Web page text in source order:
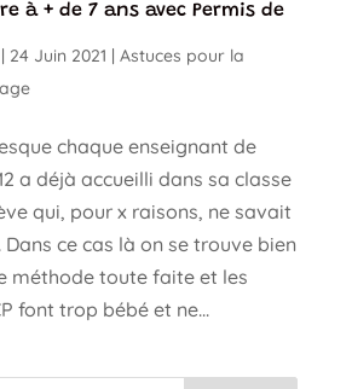
à + de 7 ans avec Permis de
24 Juin 2021
Astuces pour la
chaque enseignant de
a déjà accueilli dans sa classe
qui, pour x raisons, ne savait
Dans ce cas là on se trouve bien
méthode toute faite et les
font trop bébé et ne...